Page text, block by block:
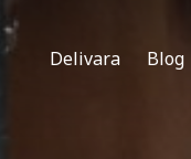
Delivara Blog